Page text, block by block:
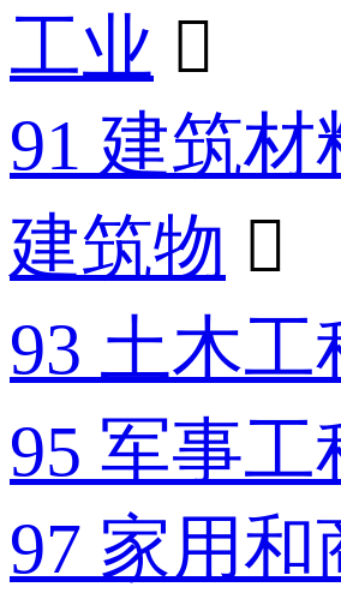
工业 
91 建筑材
建筑物 
93 土木工
95 军事工
97 家用和